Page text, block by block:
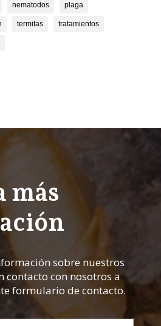
nematodos plaga
termitas tratamientos
más
sobre nuestros
contacto con nosotros a
formulario de contacto.